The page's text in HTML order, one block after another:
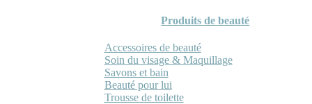
Produits de beauté
Accessoires de beauté
Soin du visage & Maquillage
Savons et bain
Beauté pour lui
Trousse de toilette